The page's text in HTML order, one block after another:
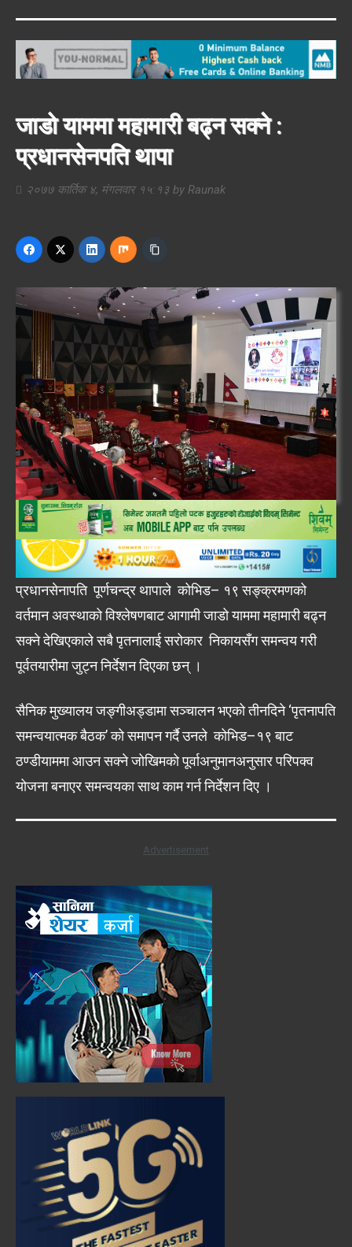
जाडो याममा महामारी बढ्न सक्ने :
प्रधानसेनपति थापा
२०७७ कार्तिक ४, मंगलवार १५:१३ by Raunak
प्रधानसेनापति पूर्णचन्द्र थापाले कोभिड– १९ सङ्क्रमणको
वर्तमान अवस्थाको विश्लेषणबाट आगामी जाडो याममा महामारी बढ्न
सक्ने देखिएकाले सबै पृतनालाई सरोकार निकायसँग समन्वय गरी
पूर्वतयारीमा जुट्न निर्देशन दिएका छन् ।
सैनिक मुख्यालय जङ्गीअड्डामा सञ्चालन भएको तीनदिने ‘पृतनापति
समन्वयात्मक बैठक’ को समापन गर्दै उनले कोभिड–१९ बाट
ठण्डीयाममा आउन सक्ने जोखिमको पूर्वाअनुमानअनुसार परिपक्व
योजना बनाएर समन्वयका साथ काम गर्न निर्देशन दिए ।
Advertisement